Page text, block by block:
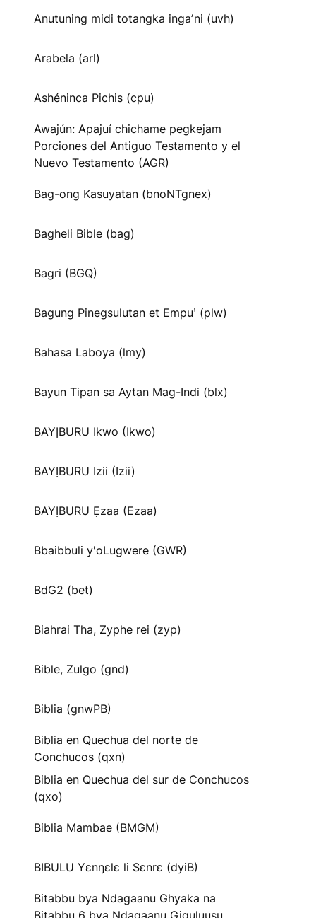
Anutuning midi totangka ingaʼni (uvh)
Arabela (arl)
Ashéninca Pichis (cpu)
Awajún: Apajuí chichame pegkejam
Porciones del Antiguo Testamento y el
Nuevo Testamento (AGR)
Bag-ong Kasuyatan (bnoNTgnex)
Bagheli Bible (bag)
Bagri (BGQ)
Bagung Pinegsulutan et Empuꞌ (plw)
Bahasa Laboya (lmy)
Bayun Tipan sa Aytan Mag-Indi (blx)
BAYỊBURU Ikwo (Ikwo)
BAYỊBURU Izii (Izii)
BAYỊBURU Ẹzaa (Ezaa)
Bbaibbuli y'oLugwere (GWR)
BdG2 (bet)
Biahrai Tha, Zyphe rei (zyp)
Bible, Zulgo (gnd)
Biblia (gnwPB)
Biblia en Quechua del norte de
Conchucos (qxn)
Biblia en Quechua del sur de Conchucos
(qxo)
Biblia Mambae (BMGM)
BIBULU Yɛnŋɛlɛ li Sɛnrɛ (dyiB)
Bitabbu bya Ndagaanu Ghyaka na
Bitabbu 6 bya Ndagaanu Gi̱gu̱lu̱u̱su̱